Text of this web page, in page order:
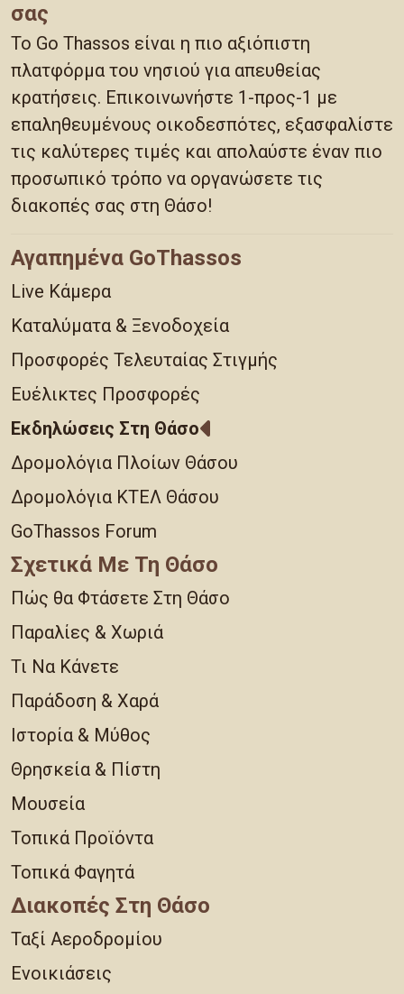
σας
Το Go Thassos είναι η πιο αξιόπιστη
πλατφόρμα του νησιού για απευθείας
κρατήσεις. Επικοινωνήστε 1-προς-1 με
επαληθευμένους οικοδεσπότες, εξασφαλίστε
τις καλύτερες τιμές και απολαύστε έναν πιο
προσωπικό τρόπο να οργανώσετε τις
διακοπές σας στη Θάσο!
Αγαπημένα GoThassos
Live Κάμερα
Καταλύματα & Ξενοδοχεία
Προσφορές Τελευταίας Στιγμής
Ευέλικτες Προσφορές
Εκδηλώσεις Στη Θάσο
Δρομολόγια Πλοίων Θάσου
Δρομολόγια ΚΤΕΛ Θάσου
GoThassos Forum
Σχετικά Με Τη Θάσο
Πώς θα Φτάσετε Στη Θάσο
Παραλίες & Χωριά
Τι Να Κάνετε
Παράδοση & Χαρά
Ιστορία & Μύθος
Θρησκεία & Πίστη
Μουσεία
Τοπικά Προϊόντα
Τοπικά Φαγητά
Διακοπές Στη Θάσο
Ταξί Αεροδρομίου
Ενοικιάσεις